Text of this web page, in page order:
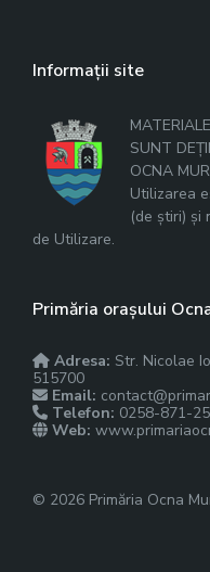
Informații site
SUNT
OCNA
Utilizarea
(de știri) și
de Utilizare.
Primăria orașului
Adresa: Str. Nicolae
515700
Email:
Telefon: 0258-871-
Web:
© 2026 Primăria Ocna